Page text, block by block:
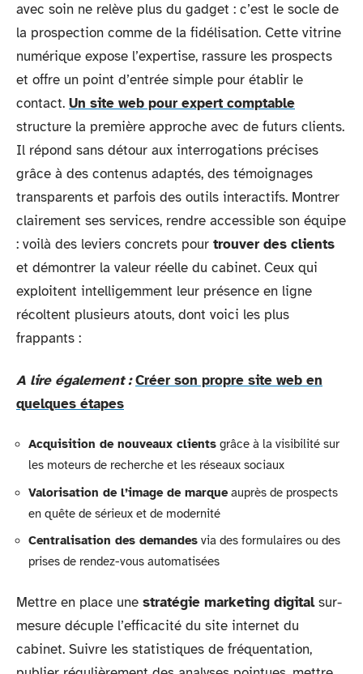
avec soin ne relève plus du gadget : c’est le socle de
la prospection comme de la fidélisation. Cette vitrine
numérique expose l’expertise, rassure les prospects
et offre un point d’entrée simple pour établir le
contact. Un site web pour expert comptable
structure la première approche avec de futurs clients.
Il répond sans détour aux interrogations précises
grâce à des contenus adaptés, des témoignages
transparents et parfois des outils interactifs. Montrer
clairement ses services, rendre accessible son équipe
: voilà des leviers concrets pour trouver des clients
et démontrer la valeur réelle du cabinet. Ceux qui
exploitent intelligemment leur présence en ligne
récoltent plusieurs atouts, dont voici les plus
frappants :
A lire également : Créer son propre site web en
quelques étapes
Acquisition de nouveaux clients grâce à la visibilité sur
les moteurs de recherche et les réseaux sociaux
Valorisation de l’image de marqueauprès de prospects
en quête de sérieux et de modernité
Centralisation des demandes via des formulaires ou des
prises de rendez-vous automatisées
Mettre en place une stratégie marketing digitalsur-
mesure décuple l’efficacité du site internet du
cabinet. Suivre les statistiques de fréquentation,